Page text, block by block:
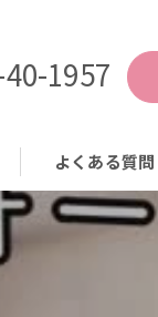
1957
よくある質問